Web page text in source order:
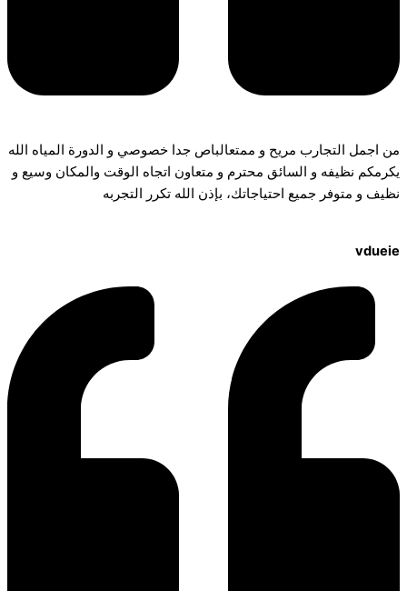
من اجمل التجارب مريح و ممتعالباص جدا خصوصي و الدورة المياه الله
يكرمكم نظيفه و السائق محترم و متعاون اتجاه الوقت والمكان وسيع و
نظيف و متوفر جميع احتياجاتك، بإذن الله تكرر التجربه
vdueie